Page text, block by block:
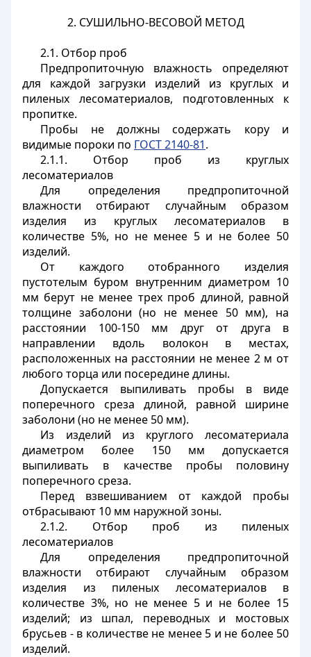
2. СУШИЛЬНО-ВЕСОВОЙ МЕТОД
2.1. Отбор проб
Предпропиточную влажность определяют
для каждой загрузки изделий из круглых и
пиленых лесоматериалов, подготовленных к
пропитке.
Пробы не должны содержать кору и
видимые пороки по ГОСТ 2140-81.
2.1.1. Отбор проб из круглых
лесоматериалов
Для определения предпропиточной
влажности отбирают случайным образом
изделия из круглых лесоматериалов в
количестве 5%, но не менее 5 и не более 50
изделий.
От каждого отобранного изделия
пустотелым буром внутренним диаметром 10
мм берут не менее трех проб длиной, равной
толщине заболони (но не менее 50 мм), на
расстоянии 100-150 мм друг от друга в
направлении вдоль волокон в местах,
расположенных на расстоянии не менее 2 м от
любого торца или посередине длины.
Допускается выпиливать пробы в виде
поперечного среза длиной, равной ширине
заболони (но не менее 50 мм).
Из изделий из круглого лесоматериала
диаметром более 150 мм допускается
выпиливать в качестве пробы половину
поперечного среза.
Перед взвешиванием от каждой пробы
отбрасывают 10 мм наружной зоны.
2.1.2. Отбор проб из пиленых
лесоматериалов
Для определения предпропиточной
влажности отбирают случайным образом
изделия из пиленых лесоматериалов в
количестве 3%, но не менее 5 и не более 15
изделий; из шпал, переводных и мостовых
брусьев - в количестве не менее 5 и не более 50
изделий.